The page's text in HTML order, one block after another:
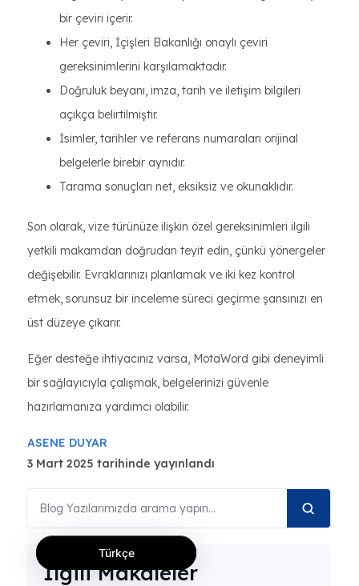
bir çeviri içerir.
Her çeviri, İçişleri Bakanlığı onaylı çeviri
gereksinimlerini karşılamaktadır.
Doğruluk beyanı, imza, tarih ve iletişim bilgileri
açıkça belirtilmiştir.
İsimler, tarihler ve referans numaraları orijinal
belgelerle birebir aynıdır.
Tarama sonuçları net, eksiksiz ve okunaklıdır.
Son olarak, vize türünüze ilişkin özel gereksinimleri ilgili
yetkili makamdan doğrudan teyit edin, çünkü yönergeler
değişebilir. Evraklarınızı planlamak ve iki kez kontrol
etmek, sorunsuz bir inceleme süreci geçirme şansınızı en
üst düzeye çıkarır.
Eğer desteğe ihtiyacınız varsa, MotaWord gibi deneyimli
bir sağlayıcıyla çalışmak, belgelerinizi güvenle
hazırlamanıza yardımcı olabilir.
ASENE DUYAR
3 Mart 2025 tarihinde yayınlandı
İlgili Makaleler
Türkçe